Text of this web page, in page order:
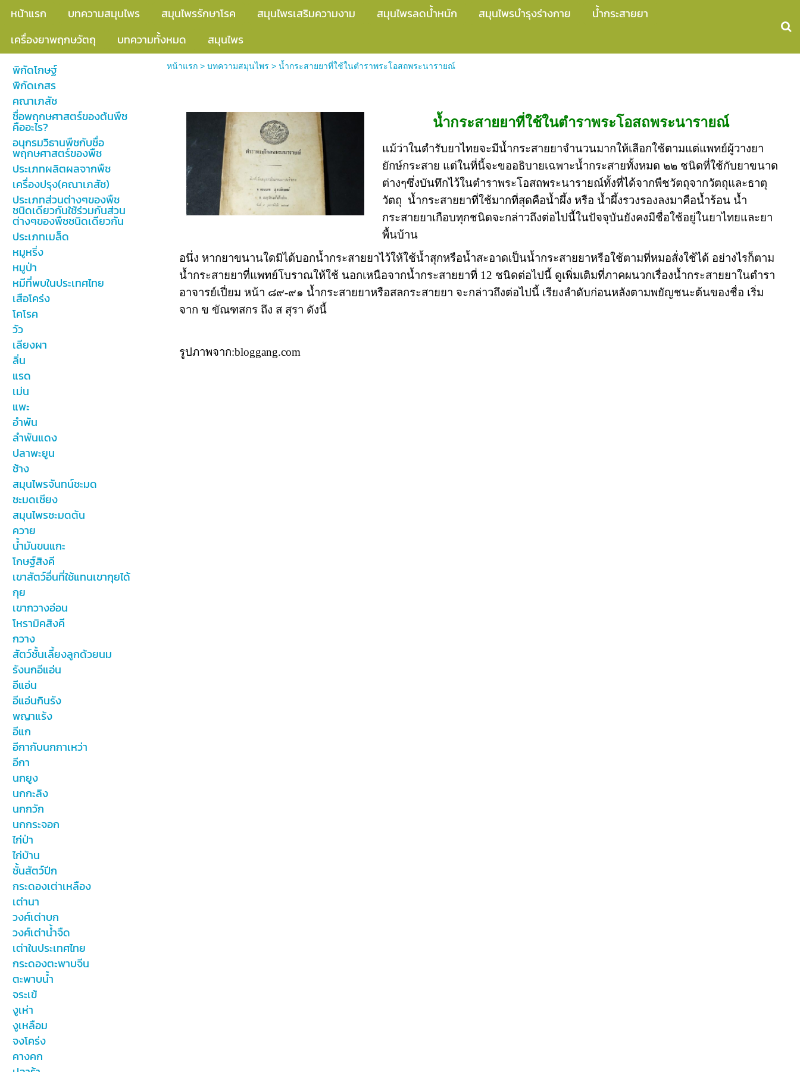
หน้าแรก บทความสมุนไพร สมุนไพรรักษาโรค สมุนไพรเสริมความงาม สมุนไพรลดน้ำหนัก สมุนไพรบำรุงร่างกาย
น้ำกระสายยา
เครื่องยาพฤกษวัตถุ
บทความทั้งหมด
สมุนไพร
พิกัดโกษฐ์
พิกัดเกสร
คณาเภสัช
ชื่อพฤกษศาสตร์ของต้นพืช
คืออะไร?
อนุกรมวิธานพืชกับชื่อ
พฤกษศาสตร์ของพืช
ประเภทผลิตผลจากพืช
เครื่องปรุง(คณาเภสัช)
ประเภทส่วนต่างๆของพืช
ชนิดเดียวกันใช้ร่วมกันส่วน
ต่างๆของพืชชนิดเดียวกัน
ประเภทเมล็ด
หมูหริ่ง
หมูป่า
หมีที่พบในประเทศไทย
เสือโคร่ง
โคโรค
วัว
เลียงผา
ลิ่น
แรด
เม่น
แพะ
อำพัน
ลำพันแดง
ปลาพะยูน
ช้าง
สมุนไพรจันทน์ชะมด
ชะมดเชียง
สมุนไพรชะมดต้น
ควาย
น้ำมันขนแกะ
โกษฐ์สิงคี
เขาสัตว์อื่นที่ใช้แทนเขากุยได้
กุย
เขากวางอ่อน
โหรามิคสิงคี
กวาง
สัตว์ชั้นเลี้ยงลูกด้วยนม
รังนกอีแอ่น
อีแอ่น
อีแอ่นกินรัง
พญาแร้ง
อีแก
อีกากับนกกาเหว่า
อีกา
นกยูง
นกกะลิง
นกกวัก
นกกระจอก
ไก่ป่า
ไก่บ้าน
ชั้นสัตว์ปีก
กระดองเต่าเหลือง
เต่านา
วงศ์เต่าบก
วงศ์เต่าน้ำจืด
เต่าในประเทศไทย
กระดองตะพาบจีน
ตะพาบน้ำ
จระเข้
งูเห่า
งูเหลือม
จงโคร่ง
คางคก
หน้าแรก> บทความสมุนไพร > น้ำกระสายยาที่ใช้ในตำราพระโอสถพระนารายณ์
น้ำกระสายยาที่ใช้ในตำราพระโอสถพระนารายณ์
แม้ว่าในตำรับยาไทยจะมีน้ำกระสายยาจำนวนมากให้เลือกใช้ตามแต่แพทย์ผู้วางยา
ยักษ์กระสาย แต่ในที่นี้จะขออธิบายเฉพาะน้ำกระสายทั้งหมด ๒๒ ชนิดที่ใช้กับยาขนาด
ต่างๆซึ่งบันทึกไว้ในตำราพระโอสถพระนารายณ์ทั้งที่ได้จากพืชวัตถุจากวัตถุและธาตุ
วัตถุ น้ำกระสายยาที่ใช้มากที่สุดคือน้ำผึ้ง หรือ น้ำผึ้งรวงรองลงมาคือน้ำร้อน น้ำ
กระสายยาเกือบทุกชนิดจะกล่าวถึงต่อไปนี้ในปัจจุบันยังคงมีชื่อใช้อยู่ในยาไทยและยา
พื้นบ้าน
อนึ่ง หากยาขนานใดมิได้บอกน้ำกระสายยาไว้ให้ใช้น้ำสุกหรือน้ำสะอาดเป็นน้ำกระสายยาหรือใช้ตามที่หมอสั่งใช้ได้ อย่างไรก็ตาม
น้ำกระสายยาที่แพทย์โบราณให้ใช้ นอกเหนือจากน้ำกระสายยาที่ 12 ชนิดต่อไปนี้ ดูเพิ่มเติมที่ภาคผนวกเรื่องน้ำกระสายยาในตำรา
อาจารย์เปี่ยม หน้า ๘๙-๙๑ น้ำกระสายยาหรือสลกระสายยา จะกล่าวถึงต่อไปนี้ เรียงลำดับก่อนหลังตามพยัญชนะต้นของชื่อ เริ่ม
จาก ข ขัณฑสกร ถึง ส สุรา ดังนี้
รูปภาพจาก:bloggang.com